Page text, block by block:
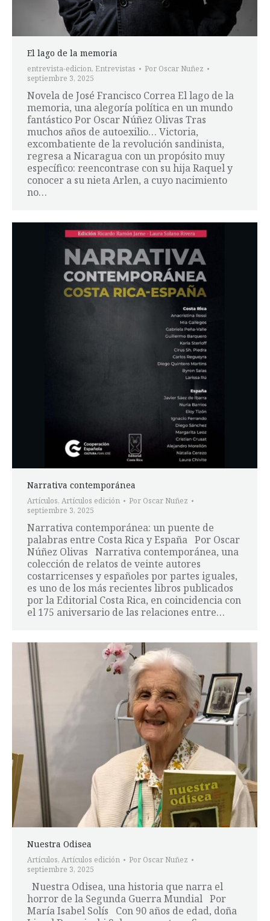
El lago de la memoria
entrevista-edicion, Entrevistas Por Oscar Nuñez
septiembre 3, 2025
Novela de José Francisco Correa El lago de la
memoria, una alegoría política en un mundo
fantástico Por Oscar Núñez Olivas Tras
muchos años de autoexilio… Victoria,
excombatiente de la revolución sandinista,
regresa a Nicaragua con un propósito muy
específico: reencontrase con su hija Raquel y
conocer a su nieta Arlen, a cuyo nacimiento
no…
Narrativa contemporánea
Artículos, Artículos edición Por Oscar Nuñez
septiembre 3, 2025
Narrativa contemporánea: un puente de
palabras entre Costa Rica y España Por Oscar
Núñez Olivas Narrativa contemporánea, una
colección de relatos de veinte autores
costarricenses y españoles por partes iguales,
es uno de los más recientes libros publicados
por la Editorial Costa Rica, en coincidencia con
el 175 aniversario de las relaciones entre…
Nuestra Odisea
Artículos, Artículos edición Por Oscar Nuñez
septiembre 3, 2025
Nuestra Odisea, una historia que narra el
horror de la Segunda Guerra Mundial Por
María Isabel Solís Con 90 años de edad, doña